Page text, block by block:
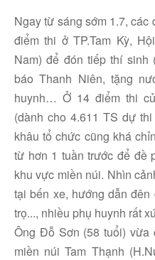
Ngay từ sáng sớm 1.7,
điểm thi ở TP.Tam Kỳ,
Nam) để đón tiếp thí sinh
báo Thanh Niên, tặng
huynh… Ở 14 điểm thi
(dành cho 4.611 TS dự
khâu tổ chức cũng khá
từ hơn 1 tuần trước để đề
khu vực miền núi. Nhìn
tại bến xe, hướng dẫn
trọ..., nhiều phụ huynh rất
Ông Đỗ Sơn (58 tuổi) vừa
miền núi Tam Thạnh